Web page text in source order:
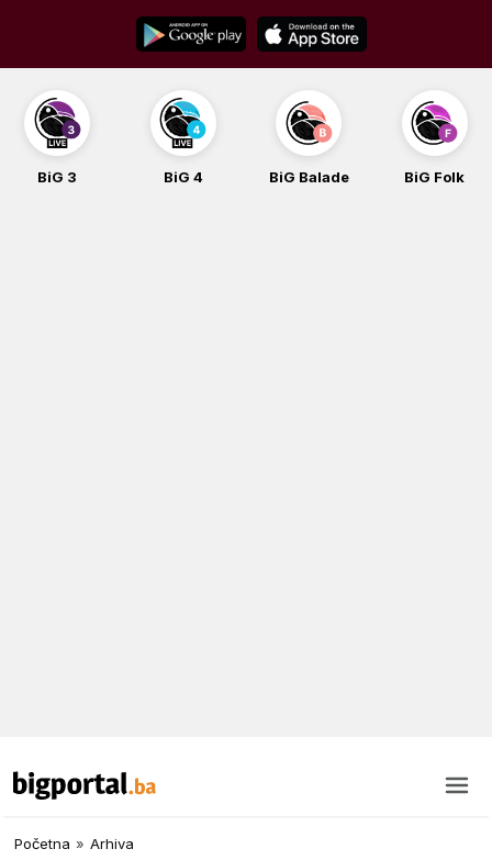
content
BiG 3 BiG 4 BiG Balade BiG Folk
Početna » Arhiva